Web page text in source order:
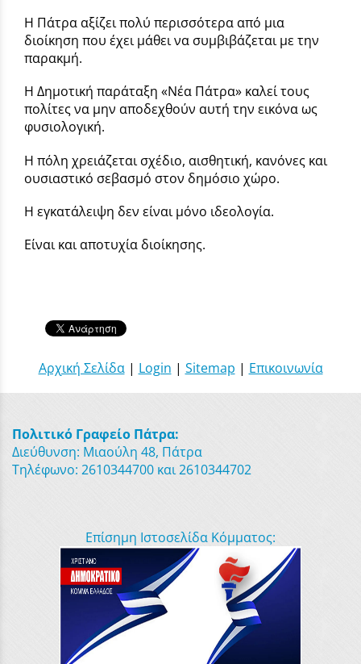
Η Πάτρα αξίζει πολύ περισσότερα από μια
διοίκηση που έχει μάθει να συμβιβάζεται με την
παρακμή.
Η Δημοτική παράταξη «Νέα Πάτρα» καλεί τους
πολίτες να μην αποδεχθούν αυτή την εικόνα ως
φυσιολογική.
Η πόλη χρειάζεται σχέδιο, αισθητική, κανόνες και
ουσιαστικό σεβασμό στον δημόσιο χώρο.
Η εγκατάλειψη δεν είναι μόνο ιδεολογία.
Είναι και αποτυχία διοίκησης.
Αρχική Σελίδα| Login | Sitemap | Επικοινωνία
Πολιτικό Γραφείο Πάτρα:
Διεύθυνση: Μιαούλη 48, Πάτρα
Τηλέφωνο: 2610344700 και 2610344702
Επίσημη Ιστοσελίδα Κόμματος: